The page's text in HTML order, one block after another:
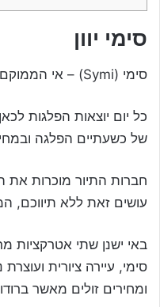
סימי יוון
סימי (Symi) – אי הממוקם צפונית לרודוס.
כל יום יוצאות הפלגות
של כשעתיים הפלגה ובמחיר 15 יורו
עושים זאת ללא תיווכם,
באי ישנן שתי אטרקציות
סימי, עיירה ציורית
ומחירים זולים מאשר